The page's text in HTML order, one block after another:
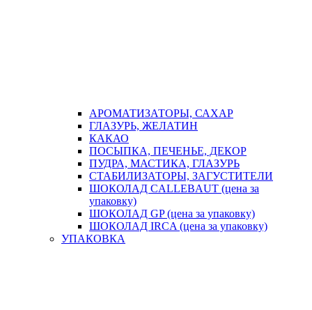
АРОМАТИЗАТОРЫ, САХАР
ГЛАЗУРЬ, ЖЕЛАТИН
КАКАО
ПОСЫПКА, ПЕЧЕНЬЕ, ДЕКОР
ПУДРА, МАСТИКА, ГЛАЗУРЬ
СТАБИЛИЗАТОРЫ, ЗАГУСТИТЕЛИ
ШОКОЛАД CALLEBAUT (цена за
упаковку)
ШОКОЛАД GP (цена за упаковку)
ШОКОЛАД IRCA (цена за упаковку)
УПАКОВКА